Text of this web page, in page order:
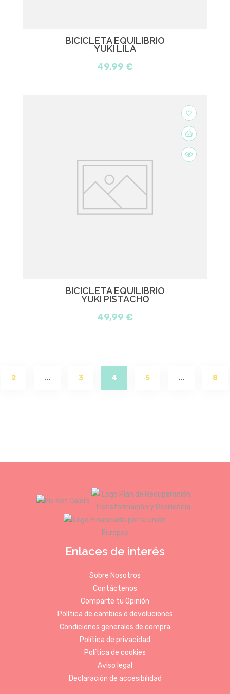
BICICLETA EQUILIBRIO
YUKI LILA
49,99 €
favorite_border
BICICLETA EQUILIBRIO
YUKI PISTACHO
49,99 €
2 ... 3 4(current)
5 ... 8
Enlaces de interés
Sobre Nosotros
Contáctenos
Comparte tu Opinión
Política de cambios o devoluciones
Condiciones generales de compra
Política de privacidad
Política de cookies
Aviso legal
Declaración de accesibilidad